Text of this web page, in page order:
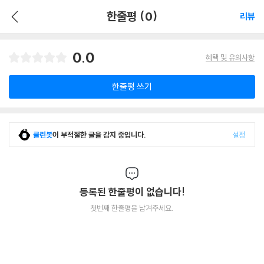
한줄평 (0) 리뷰
0.0 혜택 및 유의사항
한줄평 쓰기
클린봇이 부적절한 글을 감지 중입니다. 설정
등록된 한줄평이 없습니다!
첫번째 한줄평을 남겨주세요.